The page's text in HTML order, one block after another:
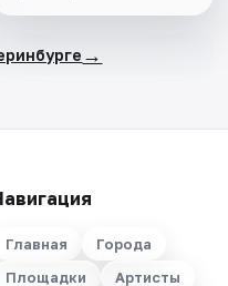
→
Главная
Города
Площадки
Артисты